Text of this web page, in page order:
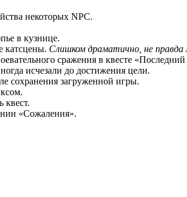
некоторых NPC.
в кузнице.
катсцены. Слишком драматично, не правда
сражения в квесте
исчезали до достижения цели.
сохранения загруженной игры.
квест.
«Сожаления».